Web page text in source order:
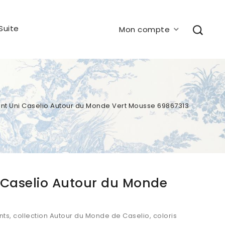
Mon compte
Uni Caselio Autour du Monde Vert Mousse 69867313
Autour du Monde
collection Autour du Monde de Caselio, coloris